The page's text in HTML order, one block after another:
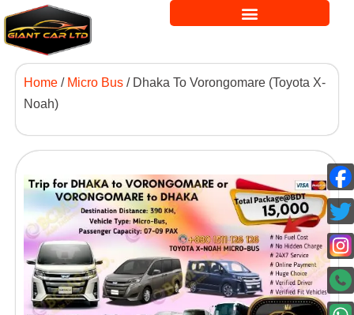
Home / Micro Bus / Dhaka To Vorongomare (Toyota X-
Noah)